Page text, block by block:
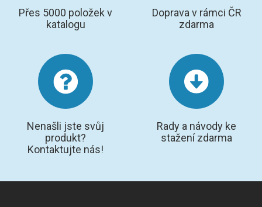
AFM SONDY
SUBSTRÁTY
SNOM
KALIBRACE
RAMAN
Přes 5000 položek v
katalogu
Doprava v rámci ČR
zdarma
Nenašli jste svůj
produkt?
Kontaktujte nás!
Rady a návody ke
stažení zdarma